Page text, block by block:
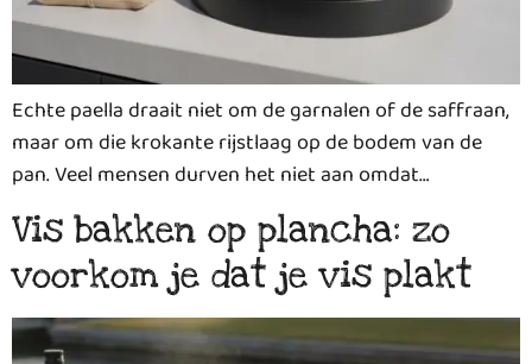
Echte paella draait niet om de garnalen of de saffraan,
maar om die krokante rijstlaag op de bodem van de
pan. Veel mensen durven het niet aan omdat…
Vis bakken op plancha: zo
voorkom je dat je vis plakt